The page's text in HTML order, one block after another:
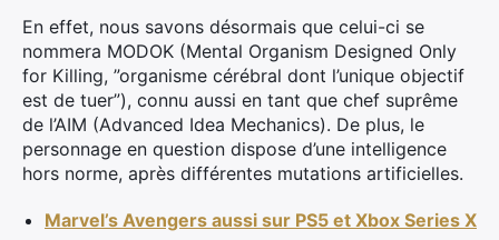
En effet, nous savons désormais que celui-ci se
nommera MODOK (Mental Organism Designed Only
for Killing, ”organisme cérébral dont l’unique objectif
est de tuer”), connu aussi en tant que chef suprême
de l’AIM (Advanced Idea Mechanics). De plus, le
personnage en question dispose d’une intelligence
hors norme, après différentes mutations artificielles.
Marvel’s Avengers aussi sur PS5 et Xbox Series X